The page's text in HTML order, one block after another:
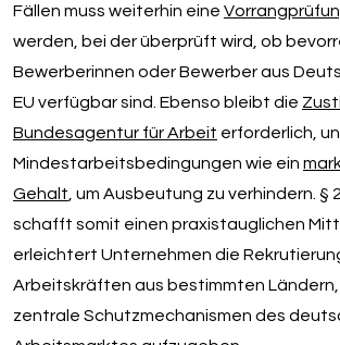
Fällen muss weiterhin eine
werden, bei der überprüft wird, ob
Bewerberinnen oder Bewerber aus
EU verfügbar sind. Ebenso bleibt die
Bundesagentur für Arbeit erforderlich,
Mindestarbeitsbedingungen wie ein
Gehalt , um Ausbeutung zu verhindern. §
schafft somit einen praxistauglichen
erleichtert Unternehmen die
Arbeitskräften aus bestimmten
zentrale Schutzmechanismen des